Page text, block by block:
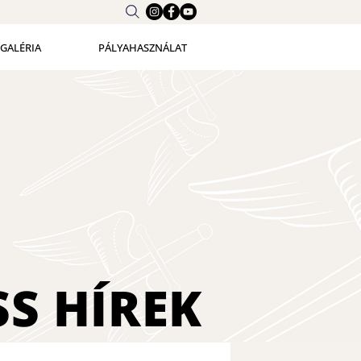
GALÉRIA PÁLYAHASZNÁLAT
HÍREK